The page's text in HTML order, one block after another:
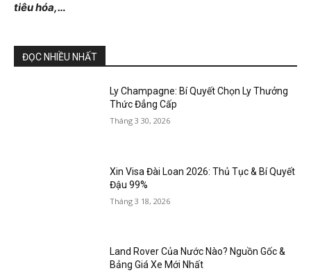
tiêu hóa,…
ĐỌC NHIỀU NHẤT
Ly Champagne: Bí Quyết Chọn Ly Thưởng
Thức Đẳng Cấp
Tháng 3 30, 2026
Xin Visa Đài Loan 2026: Thủ Tục & Bí Quyết
Đậu 99%
Tháng 3 18, 2026
Land Rover Của Nước Nào? Nguồn Gốc &
Bảng Giá Xe Mới Nhất